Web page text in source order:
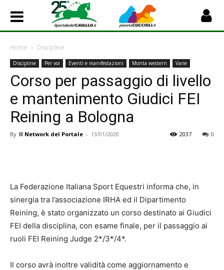
Home Discipline
Discipline Per voi Eventi e manifestazioni Monta western Varie
Corso per passaggio di livello
e mantenimento Giudici FEI
Reining a Bologna
By Il Network del Portale - 13/01/2020 0
2037
La Federazione Italiana Sport Equestri informa che, in
sinergia tra l’associazione IRHA ed il Dipartimento
Reining, è stato organizzato un corso destinato ai Giudici
FEI della disciplina, con esame finale, per il passaggio ai
ruoli FEI Reining Judge 2*/3*/4*.
Il corso avrà inoltre validità come aggiornamento e